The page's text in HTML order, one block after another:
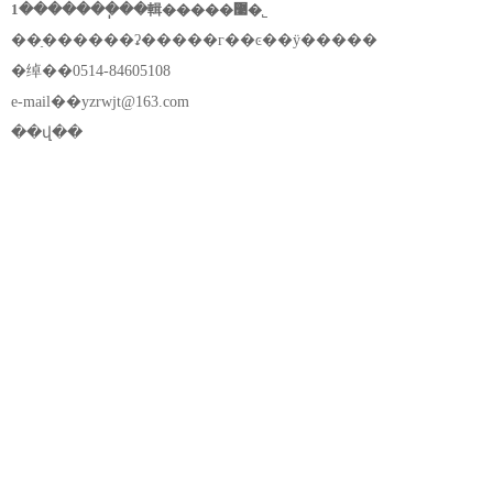
1�������ֽ��輯�����޹�˾
��ַ������ʡ�����г��ͼ��ÿ�����
�绰��0514-84605108
e-mail��yzrwjt@163.com
��վ��